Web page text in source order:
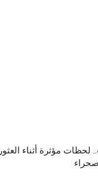
لحظات مؤثرة أثناء العثور